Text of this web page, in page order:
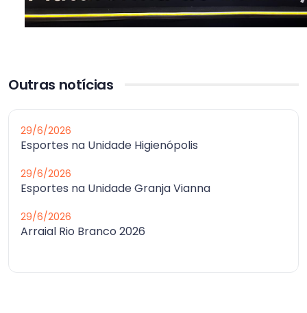
Outras notícias
29/6/2026
Esportes na Unidade Higienópolis
29/6/2026
Esportes na Unidade Granja Vianna
29/6/2026
Arraial Rio Branco 2026